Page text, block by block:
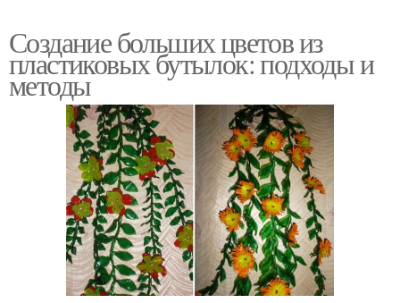
Создание больших цветов из
пластиковых бутылок: подходы и
методы